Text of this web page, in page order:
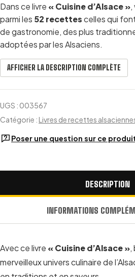
Dans ce livre « Cuisine d’Alsace »
parmi les 52 recettescelles qui
de gastronomie, des plus
adoptées par les Alsaciens.
AFFICHER LA DESCRIPTION COMPLÈTE
UGS : 003567
Catégorie : Livres de recettes
Poser une question sur ce
DESCRIPTION
INFORMATIONS
Avec ce livre « Cuisine d’Alsace »,
merveilleux univers culinaire de